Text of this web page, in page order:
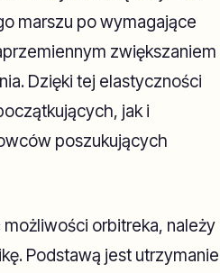
marszu po wymagające
zwiększaniem
Dzięki tej elastyczności
jak i
poszukujących
orbitreka, należy
Podstawą jest utrzymanie